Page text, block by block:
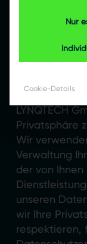
LYNQTECH
Privatsphäre
Wir
Verwaltung
der von
unseren
wir Ihre
respektieren,
Nur
Cookie-Details